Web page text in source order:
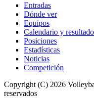
Entradas
Dónde ver
Equipos
Calendario y
Posiciones
Estadísticas
Noticias
Competición
Copyright (C) 2026
reservados